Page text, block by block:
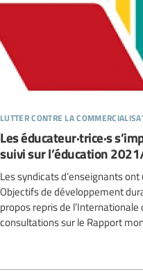
lutter contre la
Les éducateur·trice·s
suivi sur l’éducation
Les syndicats d’enseignants
Objectifs de développement
propos repris de
consultations sur le Rapport